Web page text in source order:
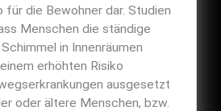
für die Bewohner dar. Studien
Menschen die ständige
in Innenräumen
erhöhten Risiko
ausgesetzt
oder ältere Menschen, bzw.